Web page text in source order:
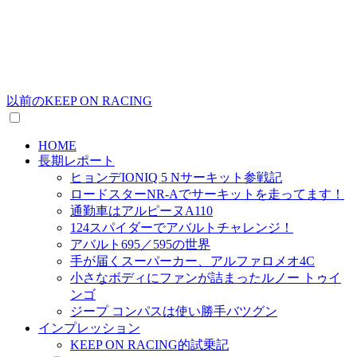
以前のKEEP ON RACING
HOME
長期レポート
ヒョンデIONIQ 5 Nサーキット参戦記
ロードスターNR-Aでサーキットを走ってます！
通勤車はアルピーヌA110
124スパイダーでアバルトチャレンジ！
アバルト695／595の世界
手が届くスーパーカー、アルファロメオ4C
小さなボディにファンが詰まったルノー トゥイ
ンゴ
ジープ コンパスは使い勝手バツグン
インプレッション
KEEP ON RACING的試乗記